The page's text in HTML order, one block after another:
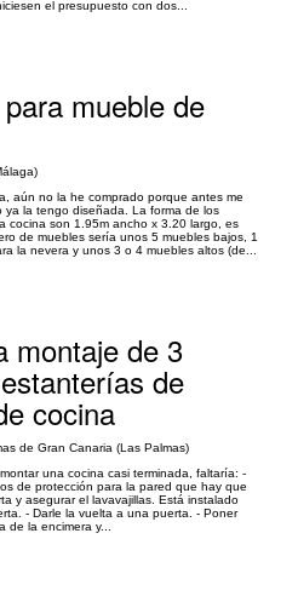
el presupuesto con dos...
mueble de
aún no la he comprado porque antes me
ya la tengo diseñada. La forma de los
cocina son 1.95m ancho x 3.20 largo, es
de muebles sería unos 5 muebles bajos, 1
la nevera y unos 3 o 4 muebles altos (de...
montaje de 3
de
cocina
de Gran Canaria (Las Palmas)
una cocina casi terminada, faltaría: -
de protección para la pared que hay que
y asegurar el lavavajillas. Está instalado
- Darle la vuelta a una puerta. - Poner
de la encimera y...